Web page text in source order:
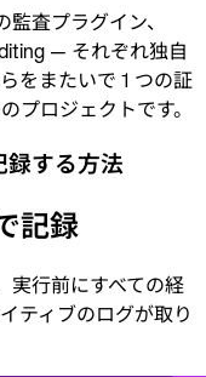
査プラグイン、
— それぞれ独自
をまたいで 1 つの証
プロジェクトです。
録する方法
記録
実行前にすべての経
ティブのログが取り